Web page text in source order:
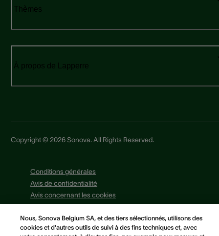
Thèmes
À propos de Lapperre
Copyright © 2026 Sonova. All Rights Reserved.
Conditions générales
Avis de confidentialité
Avis concernant les cookies
Préférences en matière de cookies
Nous, Sonova Belgium SA, et des tiers sélectionnés, utilisons des
cookies et d'autres outils de suivi à des fins techniques et, avec